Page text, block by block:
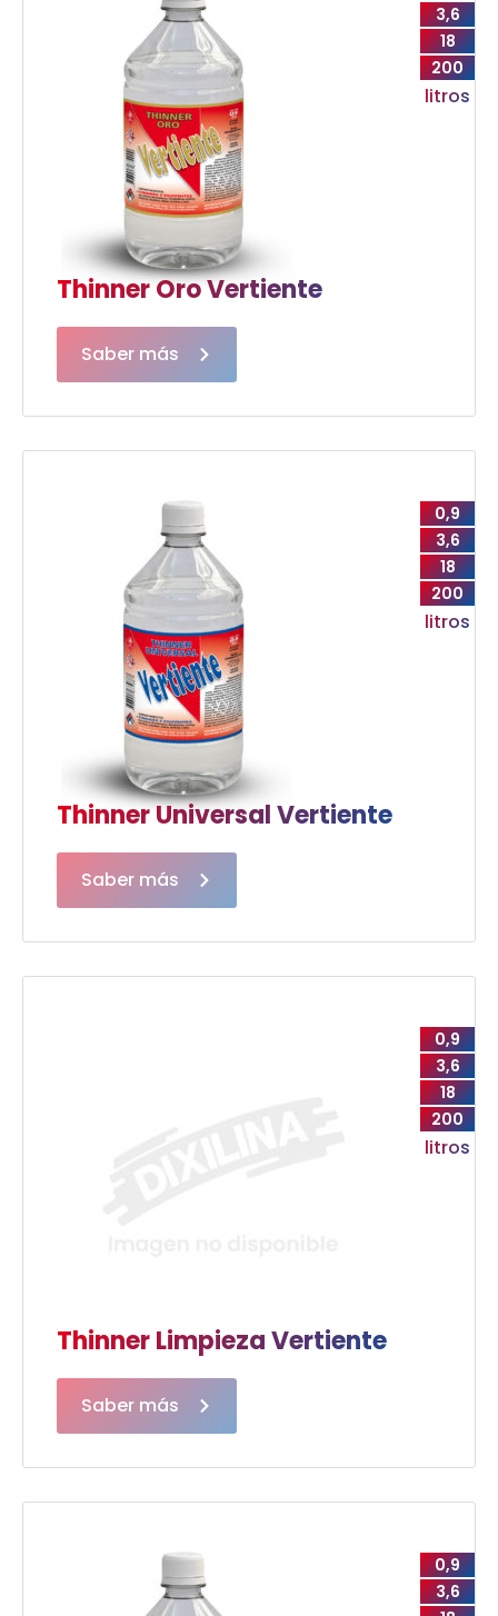
3,6
18
200
litros
Thinner Oro Vertiente
Saber más
0,9
3,6
18
200
litros
Thinner Universal Vertiente
Saber más
0,9
3,6
18
200
litros
Thinner Limpieza Vertiente
Saber más
0,9
3,6